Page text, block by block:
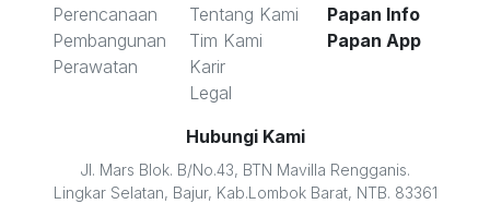
Perencanaan
Pembangunan
Perawatan
Tentang Kami
Tim Kami
Karir
Legal
Papan Info
Papan App
Hubungi Kami
Jl. Mars Blok. B/No.43, BTN Mavilla Rengganis.
Lingkar Selatan, Bajur, Kab.Lombok Barat, NTB. 83361